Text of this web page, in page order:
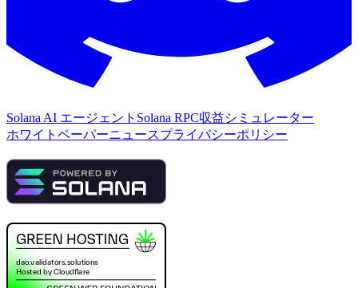
Solana AI エージェント Solana RPC収益シミュレーター
ホワイトペーパーニュースプライバシーポリシー